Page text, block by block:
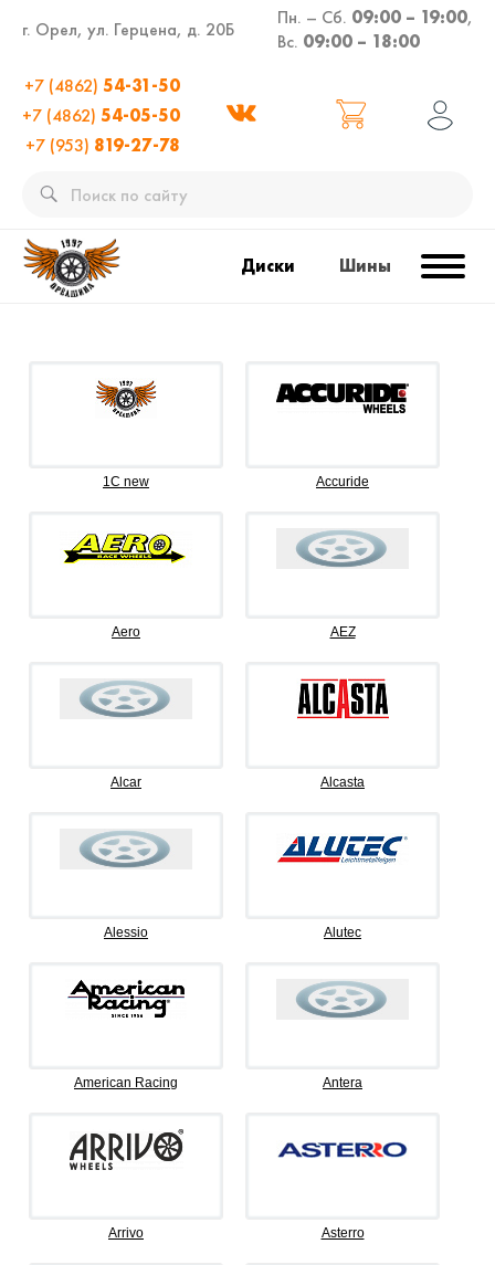
г. Орел, ул. Герцена, д. 20Б
Пн. – Сб. 09:00 – 19:00,
Вс. 09:00 – 18:00
+7 (4862) 54-31-50
+7 (4862) 54-05-50
+7 (953) 819-27-78
Диски Шины
1C new Accuride
Aero AEZ
Alcar Alcasta
Alessio Alutec
American Racing Antera
Arrivo Asterro